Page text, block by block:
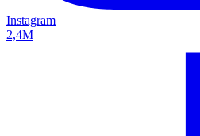
Instagram
2,4M